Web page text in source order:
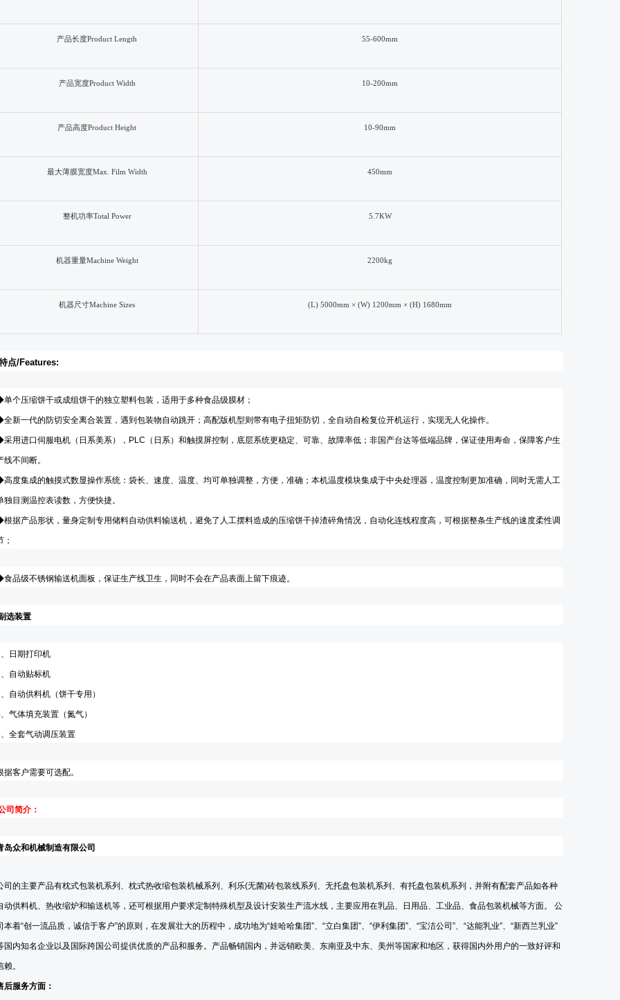
产品长度Product Length 55-600mm
产品宽度Product Width 10-200mm
产品高度Product Height 10-90mm
最大薄膜宽度Max. Film Width 450mm
整机功率Total Power 5.7KW
机器重量Machine Weight 2200kg
机器尺寸Machine Sizes (L)5000mm × (W) 1200mm × (H) 1680mm
点/Features:
个压缩饼干或成组饼干的独立塑料包装 ，适用于多种食品级膜材 ；
新一代的防切安全离合装置， 遇到 包装物自动跳开 ； 高配版机型则带有电子扭矩防切，全自动自检复位开机运行，实现无人化操作。
采用进口伺服电机 （日系美系） ， PLC （日系） 和触摸屏控制 ，底层系统更稳定、可靠、故障率低； 非国产台达等低端品牌，保证使用寿命，保障客户生
线不间断。
度集成的触摸式数显操作系统 ：袋长、速度、温度、均可单独调整，方便，准确； 本机温度模块集成于中央处理器，温度控制更加准确，同时无需人工
独目测温控表读数，方便快捷。
据产品形状，量身定制 专用储料自动供料输送机， 避免了人工摆料造成的压缩饼干掉渣碎角情况，自动化连线程度高，可根据整条生产线的速度柔性调
；
品级不锈钢输送机面板，保证生产线卫生，同时不会在产品表面上留下痕迹。
选装置
、日期打印机
、自动贴标机
、自动供料机 （饼干专用）
、 气体填充装置（氮气）
、 全套气动调压装置
据客户需要可选配。
司简介：
岛众和机械制造有限公司
司的主要产品有枕式包装机系列、枕式热收缩包装机械系列、利乐(无菌)砖包装线系列、无托盘包装机系列、有托盘包装机系列，并附有配套产品如各种
动供料机、热收缩炉和输送机等，还可根据用户要求定制特殊机型及设计安装生产流水线，主要应用在乳品、日用品、工业品、食品包装机械等方面。 公
本着“创一流品质，诚信于客户”的原则，在发展壮大的历程中，成功地为“娃哈哈集团” “立白集团” “伊利集团” “宝洁公司” “达能乳业” “新西兰乳业”
国内知名企业以及国际跨国公司提供优质的产品和服务。产品畅销国内，并远销欧美、东南亚及中东、美州等国家和地区，获得国内外用户的一致好评和
赖。
后服务方面：